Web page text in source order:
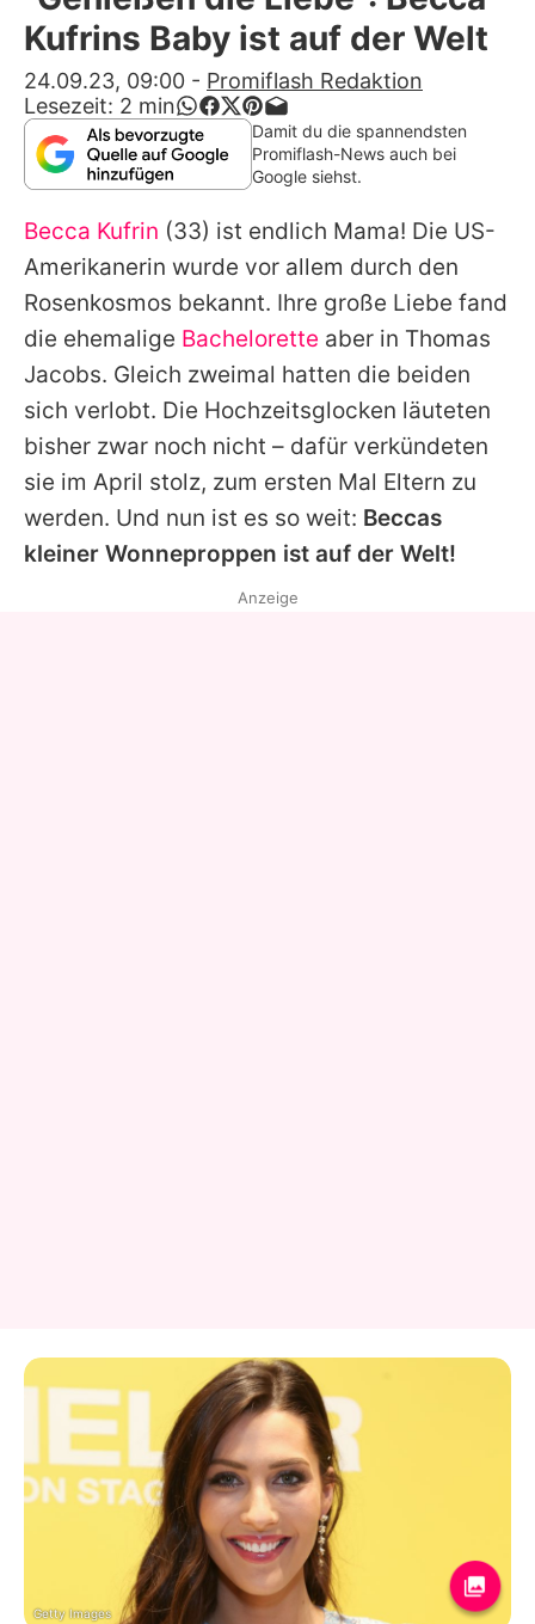
Alle Themen auf Promiflash
App runterladen
Team
Redaktionelle Richtlinien
Impressum
Datenschutzerklärung
Nutzungsbedingungen
Utiq verwalten
Kufrins Baby ist auf der Welt
24.09.23, 09:00 - Promiflash Redaktion
Lesezeit: 2 min
Damit du die spannendsten
Promiflash-News auch bei
Google siehst.
Becca Kufrin (33) ist endlich Mama! Die US-
Amerikanerin wurde vor allem durch den
Rosenkosmos bekannt. Ihre große Liebe fand
die ehemalige Bachelorette aber in Thomas
Jacobs. Gleich zweimal hatten die beiden
sich verlobt. Die Hochzeitsglocken läuteten
bisher zwar noch nicht – dafür verkündeten
sie im April stolz, zum ersten Mal Eltern zu
werden. Und nun ist es so weit: Beccas
kleiner Wonneproppen ist auf der Welt!
Anzeige
Getty Images